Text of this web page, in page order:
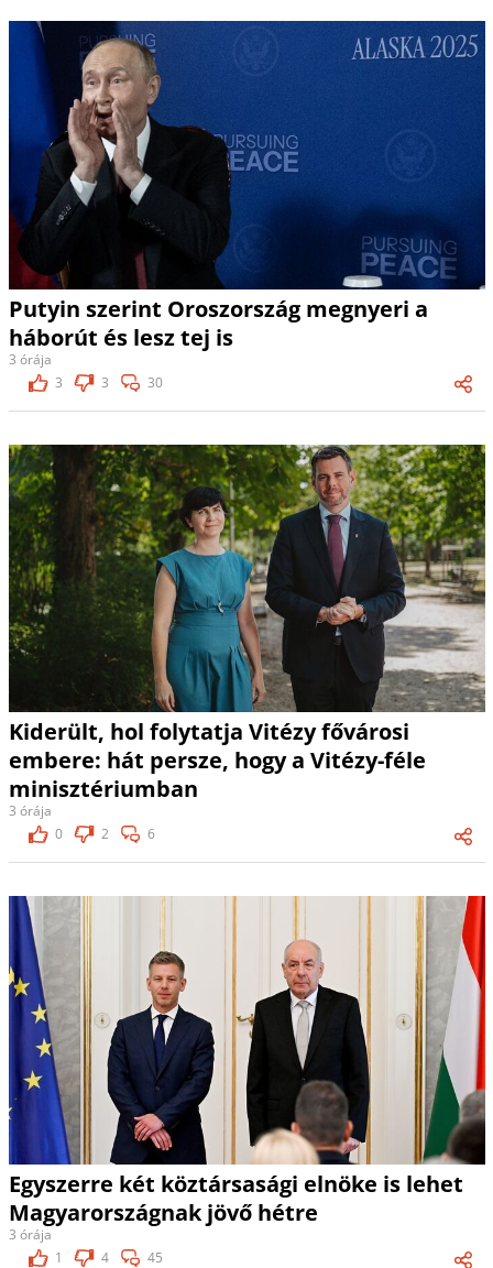
Putyin szerint Oroszország megnyeri a
háborút és lesz tej is
3 órája
3
3 30
Kiderült, hol folytatja Vitézy fővárosi
embere: hát persze, hogy a Vitézy-féle
minisztériumban
3 órája
0
2 6
Egyszerre két köztársasági elnöke is lehet
Magyarországnak jövő hétre
3 órája
1
4 45